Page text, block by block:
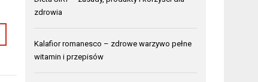
zdrowia
Kalafior romanesco – zdrowe warzywo pełne
witamin i przepisów